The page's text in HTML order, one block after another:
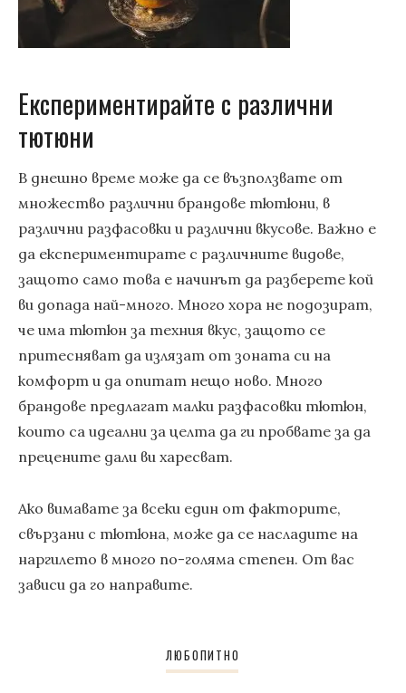
Експериментирайте с различни
тютюни
В днешно време може да се възползвате от
множество различни брандове тютюни, в
различни разфасовки и различни вкусове. Важно е
да експериментирате с различните видове,
защото само това е начинът да разберете кой
ви допада най-много. Много хора не подозират,
че има тютюн за техния вкус, защото се
притесняват да излязат от зоната си на
комфорт и да опитат нещо ново. Много
брандове предлагат малки разфасовки тютюн,
които са идеални за целта да ги пробвате за да
прецените дали ви харесват.
Ако вимавате за всеки един от факторите,
свързани с тютюна, може да се насладите на
наргилето в много по-голяма степен. От вас
зависи да го направите.
ЛЮБОПИТНО